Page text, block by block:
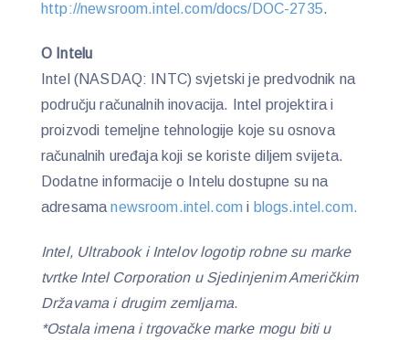
http://newsroom.intel.com/docs/DOC-2735.
O Intelu
Intel (NASDAQ: INTC) svjetski je predvodnik na
području računalnih inovacija. Intel projektira i
proizvodi temeljne tehnologije koje su osnova
računalnih uređaja koji se koriste diljem svijeta.
Dodatne informacije o Intelu dostupne su na
adresamanewsroom.intel.com i blogs.intel.com.
Intel, Ultrabook i Intelov logotip robne su marke
tvrtke Intel Corporation u Sjedinjenim Američkim
Državama i drugim zemljama.
*Ostala imena i trgovačke marke mogu biti u